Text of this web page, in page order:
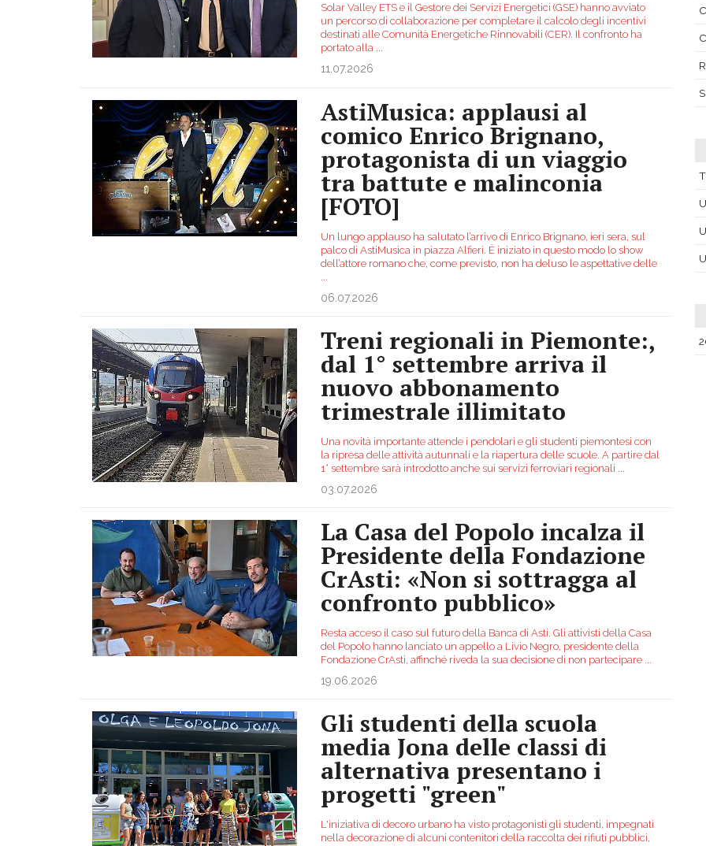
Solar Valley ETS e il Gestore dei Servizi Energetici (GSE) hanno avviato
un percorso di collaborazione per completare il calcolo degli incentivi
destinati alle Comunità Energetiche Rinnovabili (CER). Il confronto ha
portato alla
11.07.2026
AstiMusica: applausi al
comico Enrico Brignano,
protagonista di un viaggio
tra battute e malinconia
[FOTO]
Un lungo applauso ha salutato l’arrivo di Enrico Brignano, ieri sera, sul
palco di AstiMusica in piazza Alfieri. È iniziato in questo modo lo show
dell’attore romano che, come previsto, non ha deluso le aspettative delle
06.07.2026
Treni regionali in Piemonte:,
dal 1° settembre arriva il
nuovo abbonamento
trimestrale illimitato
Una novità importante attende i pendolari e gli studenti piemontesi con
la ripresa delle attività autunnali e la riapertura delle scuole. A partire dal
1° settembre sarà introdotto anche sui servizi ferroviari regionali
03.07.2026
La Casa del Popolo incalza il
Presidente della Fondazione
CrAsti: «Non si sottragga al
confronto pubblico»
Resta acceso il caso sul futuro della Banca di Asti. Gli attivisti della Casa
del Popolo hanno lanciato un appello a Livio Negro, presidente della
Fondazione CrAsti, affinché riveda la sua decisione di non partecipare
19.06.2026
Gli studenti della scuola
media Jona delle classi di
alternativa presentano i
progetti "green"
L'iniziativa di decoro urbano ha visto protagonisti gli studenti, impegnati
nella decorazione di alcuni contenitori della raccolta dei rifiuti pubblici,